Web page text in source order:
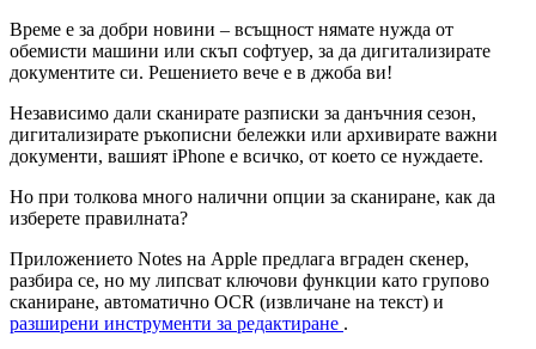
Време е за добри новини – всъщност нямате нужда от
обемисти машини или скъп софтуер, за да дигитализирате
документите си. Решението вече е в джоба ви!
Независимо дали сканирате разписки за данъчния сезон,
дигитализирате ръкописни бележки или архивирате важни
документи, вашият iPhone е всичко, от което се нуждаете.
Но при толкова много налични опции за сканиране, как да
изберете правилната?
Приложението Notes на Apple предлага вграден скенер,
разбира се, но му липсват ключови функции като групово
сканиране, автоматично OCR (извличане на текст) и
разширени инструменти за редактиране .